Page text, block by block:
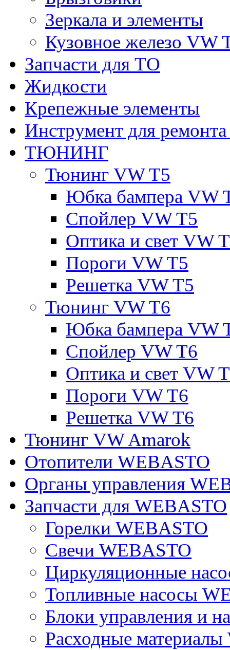
Зеркала и элементы
Кузовное железо VW
Запчасти для ТО
Жидкости
Крепежные элементы
Инструмент для
ТЮНИНГ
Тюнинг VW T5
Юбка бампера VW
Спойлер VW T5
Оптика и свет VW
Пороги VW T5
Решетка VW T5
Тюнинг VW T6
Юбка бампера VW
Спойлер VW T6
Оптика и свет VW
Пороги VW T6
Решетка VW T6
Тюнинг VW Amarok
Отопители WEBASTO
Органы управления
Запчасти для WEBASTO
Горелки WEBASTO
Свечи WEBASTO
Циркуляционные
Топливные насосы
Блоки управления и
Расходные